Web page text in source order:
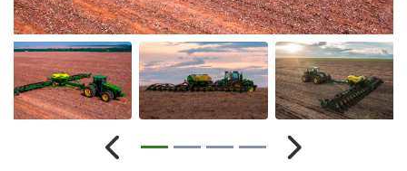
Anterior Próximo